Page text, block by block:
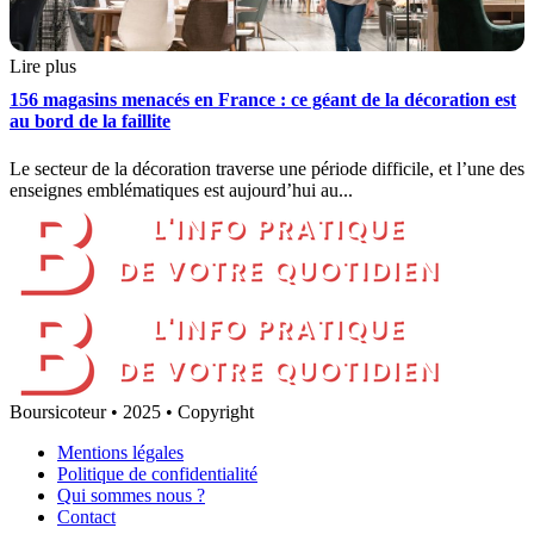
Lire plus
156 magasins menacés en France : ce géant de la décoration est
au bord de la faillite
Le secteur de la décoration traverse une période difficile, et l’une des
enseignes emblématiques est aujourd’hui au...
Boursicoteur • 2025 • Copyright
Mentions légales
Politique de confidentialité
Qui sommes nous ?
Contact